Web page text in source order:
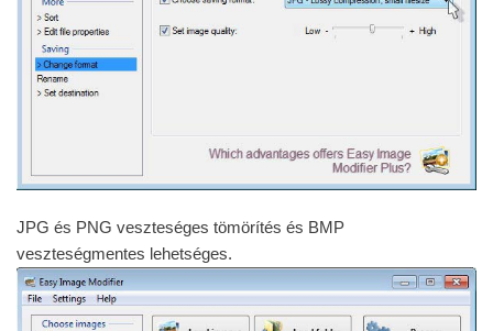
JPG és PNG veszteséges tömörítés és BMP
veszteségmentes lehetséges.